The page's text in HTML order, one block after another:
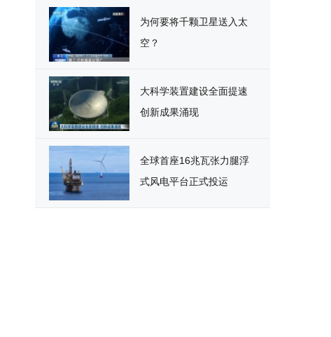
为何要将千颗卫星送入太
空？
大科学装置建设全面提速
创新成果涌现
全球首座16兆瓦张力腿浮
式风电平台正式投运